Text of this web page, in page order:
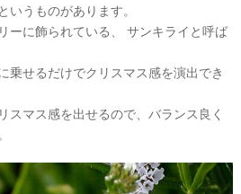
いうものがあります。
ーに飾られている、 サンキライと呼ば
乗せるだけでクリスマス感を演出でき
スマス感を出せるので、バランス良く